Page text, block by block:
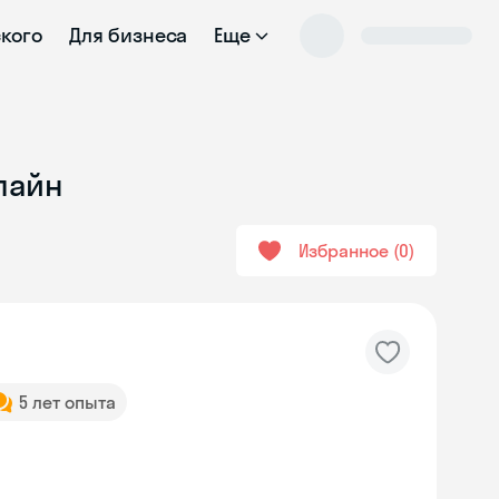
Для бизнеса Еще
Избранное 0
5 лет опыта